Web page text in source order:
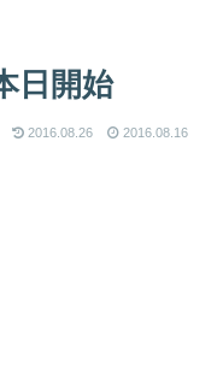
日開始
2016.08.26 2016.08.16